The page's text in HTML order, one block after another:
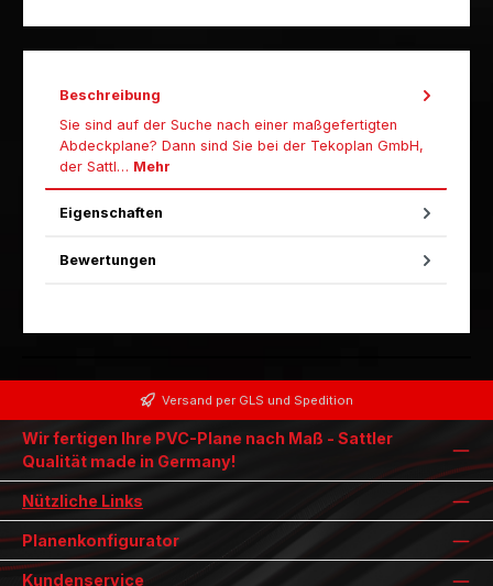
Beschreibung
Sie sind auf der Suche nach einer maßgefertigten
Abdeckplane? Dann sind Sie bei der Tekoplan GmbH,
der Sattl… Mehr
Eigenschaften
Bewertungen
Versand per GLS und Spedition
Wir fertigen Ihre PVC-Plane nach Maß - Sattler
Qualität made in Germany!
Nützliche Links
Planenkonfigurator
Kundenservice